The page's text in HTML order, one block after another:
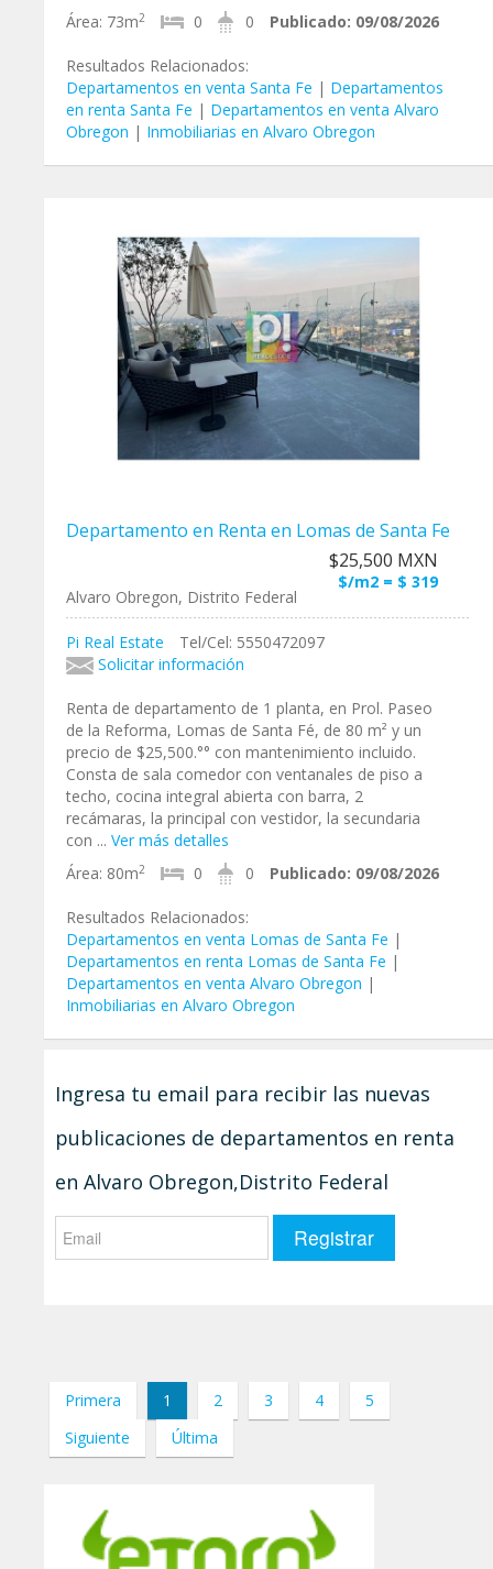
Área: 73m2 0 0 Publicado: 09/08/2026
Resultados Relacionados:
Departamentos en venta Santa Fe | Departamentos
en renta Santa Fe | Departamentos en venta Alvaro
Obregon | Inmobiliarias en Alvaro Obregon
Departamento en Renta en Lomas de Santa Fe
$25,500 MXN
$/m2 = $ 319
Alvaro Obregon, Distrito Federal
Pi Real Estate
Tel/Cel: 5550472097
Solicitar información
Renta de departamento de 1 planta, en Prol. Paseo
de la Reforma, Lomas de Santa Fé, de 80 m² y un
precio de $25,500.°° con mantenimiento incluido.
Consta de sala comedor con ventanales de piso a
techo, cocina integral abierta con barra, 2
recámaras, la principal con vestidor, la secundaria
con ... Ver más detalles
Área: 80m2 0 0 Publicado: 09/08/2026
Resultados Relacionados:
Departamentos en venta Lomas de Santa Fe |
Departamentos en renta Lomas de Santa Fe |
Departamentos en venta Alvaro Obregon |
Inmobiliarias en Alvaro Obregon
Ingresa tu email para recibir las nuevas
publicaciones de departamentos en renta
en Alvaro Obregon,Distrito Federal
Primera 1 2 3 4
5
Siguiente
Última